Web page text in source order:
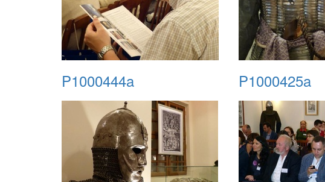
P1000444a P1000425a